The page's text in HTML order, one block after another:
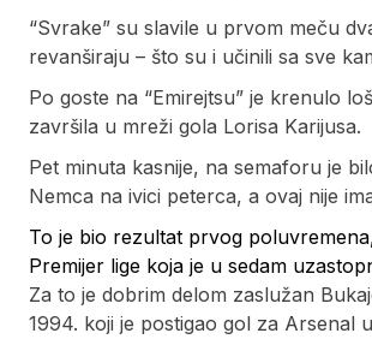
“Svrake” su slavile u prvom meču
revanširaju – što su i učinili sa sve
Po goste na “Emirejtsu” je krenulo
završila u mreži gola Lorisa Karijusa.
Pet minuta kasnije, na semaforu je
Nemca na ivici peterca, a ovaj nije
To je bio rezultat prvog
Premijer lige koja je u sedam
Za to je dobrim delom zaslužan
1994. koji je postigao gol za Arsenal